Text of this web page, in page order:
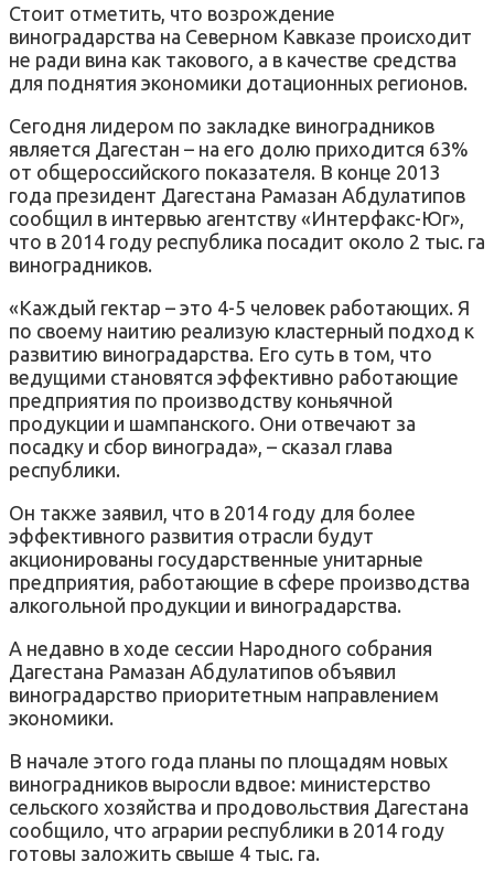
Стоит отметить, что возрождение
виноградарства на Северном Кавказе происходит
не ради вина как такового, а в качестве средства
для поднятия экономики дотационных регионов.
Сегодня лидером по закладке виноградников
является Дагестан – на его долю приходится 63%
от общероссийского показателя. В конце 2013
года президент Дагестана Рамазан Абдулатипов
сообщил в интервью агентству «Интерфакс-Юг»
что в 2014 году республика посадит около 2 тыс. га
виноградников.
«Каждый гектар – это 4-5 человек работающих. Я
по своему наитию реализую кластерный подход к
развитию виноградарства. Его суть в том, что
ведущими становятся эффективно работающие
предприятия по производству коньячной
продукции и шампанского. Они отвечают за
посадку и сбор винограда» , – сказал глава
республики.
Он также заявил, что в 2014 году для более
эффективного развития отрасли будут
акционированы государственные унитарные
предприятия, работающие в сфере производства
алкогольной продукции и виноградарства.
А недавно в ходе сессии Народного собрания
Дагестана Рамазан Абдулатипов объявил
виноградарство приоритетным направлением
экономики.
В начале этого года планы по площадям новых
виноградников выросли вдвое: министерство
сельского хозяйства и продовольствия Дагестана
сообщило, что аграрии республики в 2014 году
готовы заложить свыше 4 тыс. га.